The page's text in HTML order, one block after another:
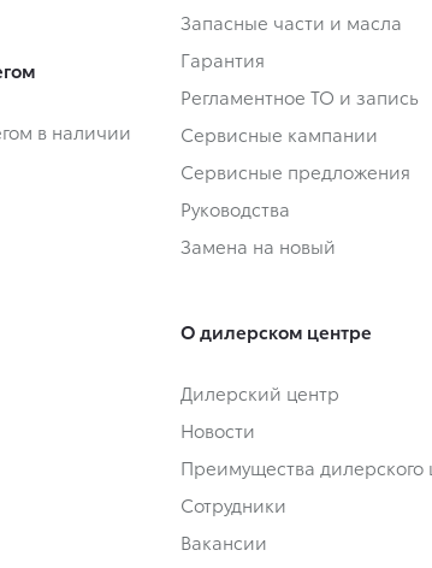
в наличии
Запасные части и масла
Гарантия
Регламентное ТО и запись
Сервисные кампании
Сервисные предложения
Руководства
Замена на новый
О дилерском центре
Дилерский центр
Новости
Преимущества дилерского
Сотрудники
Вакансии